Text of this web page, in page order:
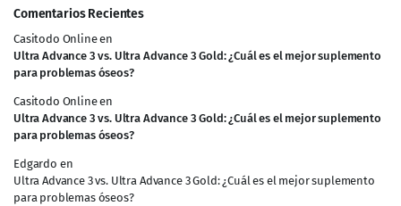
Comentarios Recientes
Casitodo Onlineen
Ultra Advance 3 vs. Ultra Advance 3 Gold: ¿Cuál es el mejor suplemento
para problemas óseos?
Casitodo Onlineen
Ultra Advance 3 vs. Ultra Advance 3 Gold: ¿Cuál es el mejor suplemento
para problemas óseos?
Edgardo en
Ultra Advance 3 vs. Ultra Advance 3 Gold: ¿Cuál es el mejor suplemento
para problemas óseos?